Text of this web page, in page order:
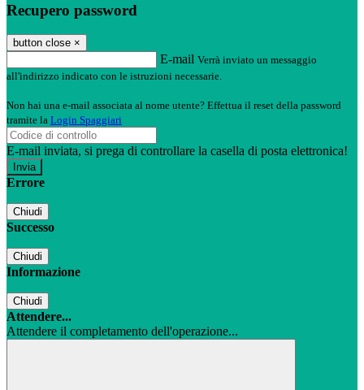
Recupero password
button close ×
E-mail Verrà inviato un messaggio
all'indirizzo indicato con le istruzioni necessarie.
Non hai una e-mail associata al nome utente? Effettua il reset della password
tramite la Login Spaggiari
E-mail inviata, si prega di controllare la casella di posta elettronica!
Errore
Chiudi
Successo
Chiudi
Informazione
Chiudi
Attendere...
Attendere il completamento dell'operazione...